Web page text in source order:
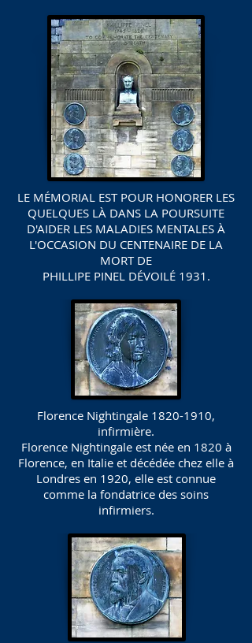
LE MÉMORIAL EST POUR HONORER LES
QUELQUES LÀ DANS LA POURSUITE
D'AIDER LES MALADIES MENTALES À
L'OCCASION DU CENTENAIRE DE LA
MORT DE
PHILLIPE PINEL DÉVOILÉ 1931.
Florence Nightingale 1820-1910,
infirmière.
Florence Nightingale est née en 1820 à
Florence, en Italie et décédée chez elle à
Londres en 1920, elle est connue
comme la fondatrice des soins
infirmiers.